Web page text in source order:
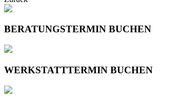
BERATUNGSTERMIN BUCHEN
WERKSTATTTERMIN BUCHEN